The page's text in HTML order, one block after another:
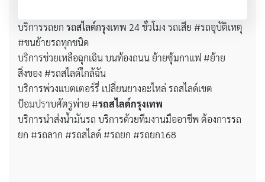
บริการรถยก รถสไลด์กรุงเทพ 24 ชั่วโมง รถเสีย #รถอุบัติเหตุ
#ขนย้ายรถทุกชนิด
บริการช่วยเหลือฉุกเฉิน บนท้องถนน ย้ายซุ้มกาแฟ #ย้าย
สิ่งของ #รถสไลด์ใกล้ฉัน
บริการพ่วงแบตเตอร์รี่ เปลี่ยนยางอะไหล่ รถสไลด์เขต
ป้อมปราบศัตรูพ่าย #รถสไลด์กรุงเทพ
บริการนำส่งน้ำมันรถ บริการด้วยทีมงานมืออาชีพ ต้องการรถ
ยก #รถลาก #รถสไลด์ #รถยก #รถยก168